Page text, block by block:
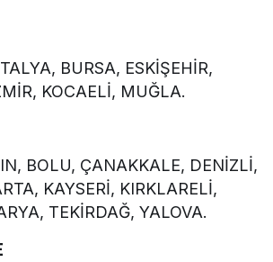
BURSA, ESKİŞEHİR,
KOCAELİ, MUĞLA.
BOLU, ÇANAKKALE, DENİZLİ,
KAYSERİ, KIRKLARELİ,
TEKİRDAĞ, YALOVA.